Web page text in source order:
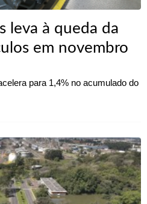
leva à queda da
em novembro
para 1,4% no acumulado do